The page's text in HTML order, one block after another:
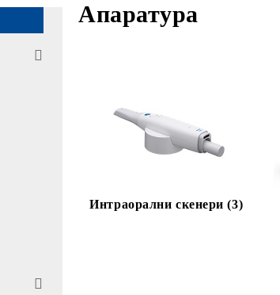
Апаратура
Интраорални скенери (3)